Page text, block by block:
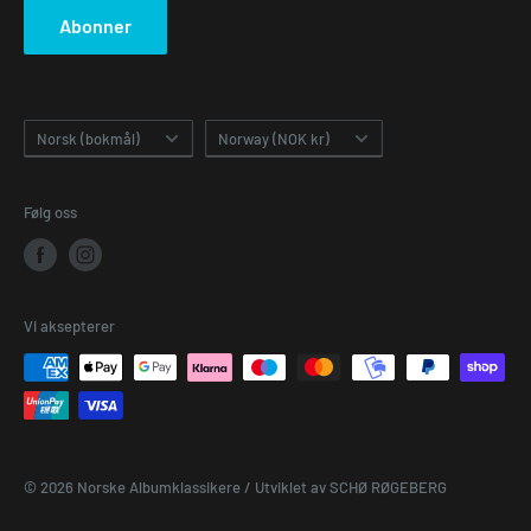
Abonner
Språk
Norsk (bokmål) Land/region
Norway (NOK kr)
Følg oss
Vi aksepterer
© 2026 Norske Albumklassikere / Utviklet av SCHØ RØGEBERG